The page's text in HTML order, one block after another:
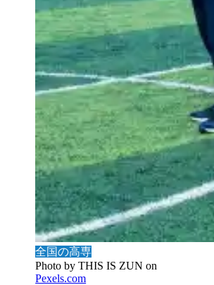
全国の高専
Photo by THIS IS ZUN on
Pexels.com